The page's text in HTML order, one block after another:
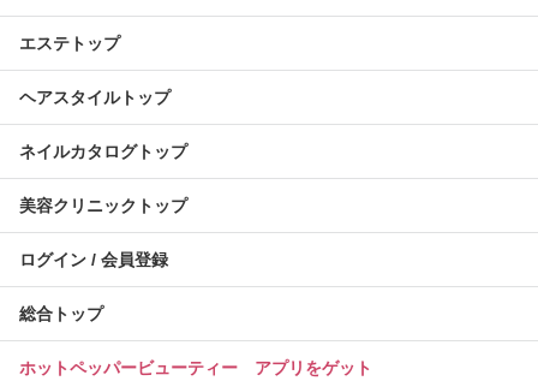
エステトップ
ヘアスタイルトップ
ネイルカタログトップ
美容クリニックトップ
ログイン / 会員登録
総合トップ
ホットペッパービューティー アプリをゲット